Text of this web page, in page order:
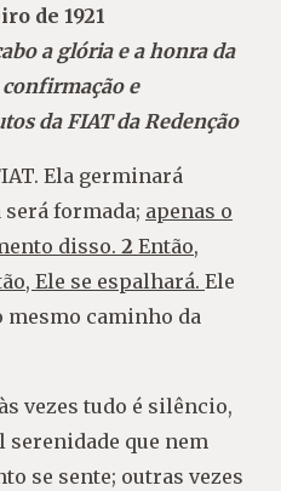
de 1921
a glória e a honra da
confirmação e
da FIAT da Redenção
Ela germinará
será formada; apenas o
disso. 2 Então,
Ele se espalhará. Ele
mesmo caminho da
vezes tudo é silêncio,
que nem
se sente; outras vezes